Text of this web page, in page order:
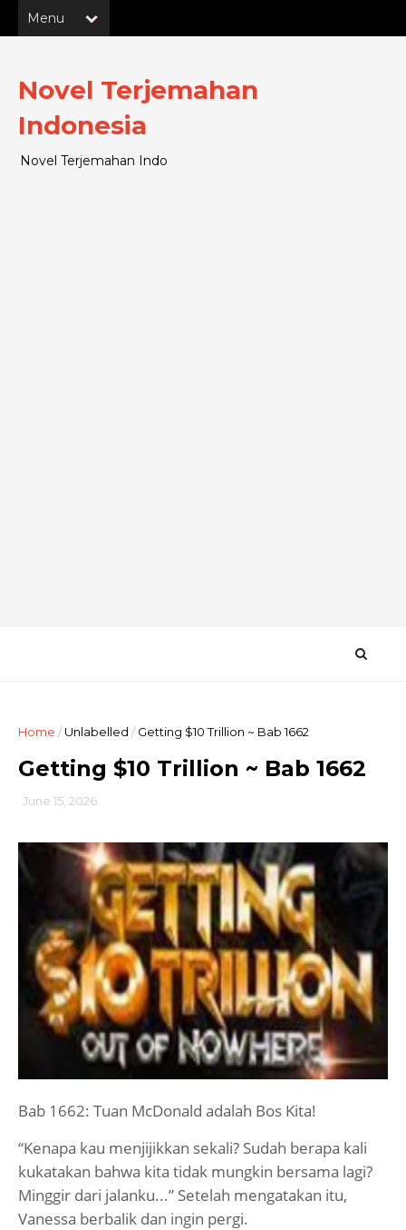
Novel Terjemahan
Indonesia
Novel Terjemahan Indo
Home /Unlabelled / Getting $10 Trillion ~ Bab 1662
Getting $10 Trillion ~ Bab 1662
June 15, 2026
Bab 1662: Tuan McDonald adalah Bos Kita!
“Kenapa kau menjijikkan sekali? Sudah berapa kali
kukatakan bahwa kita tidak mungkin bersama lagi?
Minggir dari jalanku...” Setelah mengatakan itu,
Vanessa berbalik dan ingin pergi.